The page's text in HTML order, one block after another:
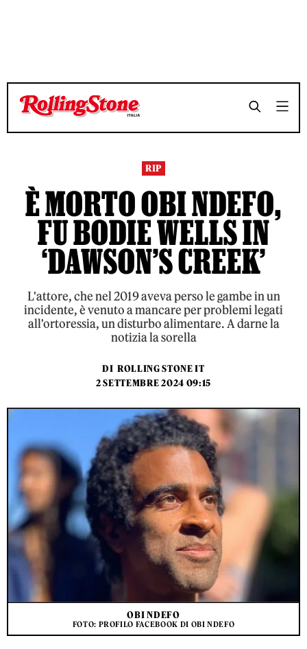
TEMPO DI LETTURA 3 MINUTI
TEMPO DI LETTURA 3 MINUTI
RIP
È MORTO OBI NDEFO,
FU BODIE WELLS IN
‘DAWSON’S CREEK’
L'attore, che nel 2019 aveva perso le gambe in un
incidente, è venuto a mancare per problemi legati
all'ortoressia, un disturbo alimentare. A darne la
notizia la sorella
DI ROLLING STONE IT
2 SETTEMBRE 2024 09:15
OBI NDEFO
FOTO: PROFILO FACEBOOK DI OBI NDEFO